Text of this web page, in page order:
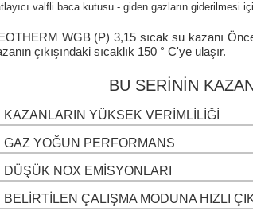
valfli baca kutusu - giden gazların giderilmesi
WGB (P) 3,15 sıcak su kazanı
çıkışındaki sıcaklık 150 ° C'ye ulaşır.
BU SERININ
KAZANLARIN YÜKSEK VERIMLILIĞI
GAZ YOĞUN PERFORMANS
DÜŞÜK NOX EMISYONLARI
BELIRTILEN ÇALIŞMA MODUNA HIZLI